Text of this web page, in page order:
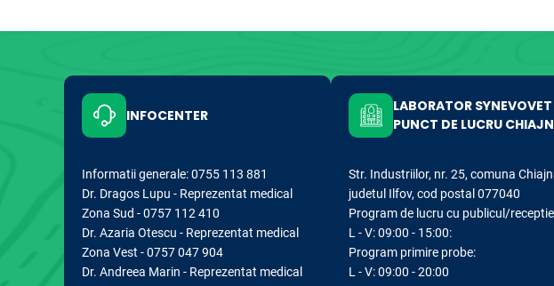
INFOCENTER
Informatii generale: 0755 113 881
Dr. Dragos Lupu - Reprezentat medical
Zona Sud - 0757 112 410
Dr. Azaria Otescu - Reprezentat medical
Zona Vest - 0757 047 904
Dr. Andreea Marin - Reprezentat medical
LABORATOR
PUNCT DE LUCRU
Str. Industriilor, nr. 25, comuna
judetul Ilfov, cod postal 077040
Program de lucru cu publicul/
L - V: 09:00 - 15:00:
Program primire probe:
L - V: 09:00 - 20:00